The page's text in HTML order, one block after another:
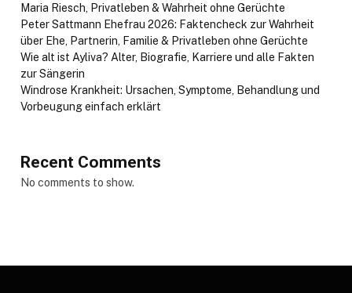
Maria Riesch, Privatleben & Wahrheit ohne Gerüchte
Peter Sattmann Ehefrau 2026: Faktencheck zur Wahrheit
über Ehe, Partnerin, Familie & Privatleben ohne Gerüchte
Wie alt ist Ayliva? Alter, Biografie, Karriere und alle Fakten
zur Sängerin
Windrose Krankheit: Ursachen, Symptome, Behandlung und
Vorbeugung einfach erklärt
Recent Comments
No comments to show.